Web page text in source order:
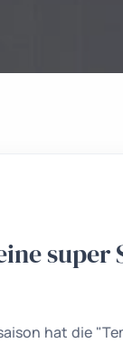
super
hat die